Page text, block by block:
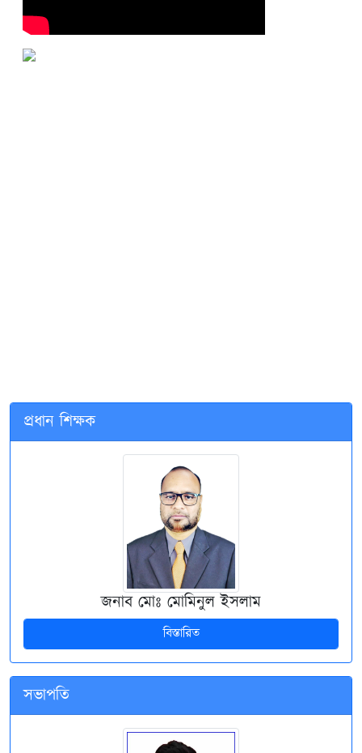
প্রধান শিক্ষক
জনাব মোঃ মোমিনুল ইসলাম
বিস্তারিত
সভাপতি